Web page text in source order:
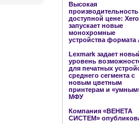
Высокая
доступной цене:
запускает новые
монохромные
устройства формата
Lexmark задает
уровень
для печатных
среднего сегмента с
новым цветным
принтерам и
МФУ
Компания «ВЕНЕТА
СИСТЕМ»